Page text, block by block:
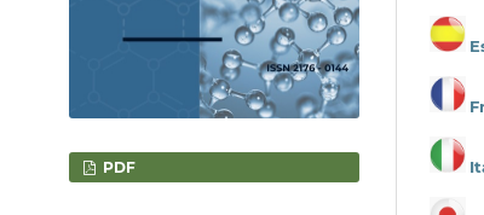
PDF